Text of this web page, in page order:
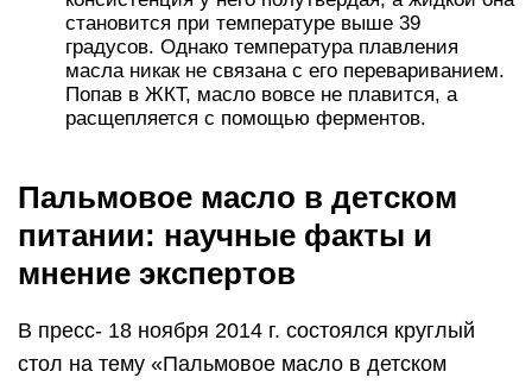
становится при температуре выше 39
градусов. Однако температура плавления
масла никак не связана с его перевариванием.
Попав в ЖКТ, масло вовсе не плавится, а
расщепляется с помощью ферментов.
Пальмовое масло в детском
питании: научные факты и
мнение экспертов
В пресс- 18 ноября 2014 г. состоялся круглый
стол на тему «Пальмовое масло в детском